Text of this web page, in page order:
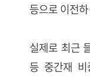
등으로 이전
실제로 최근
등 중간재